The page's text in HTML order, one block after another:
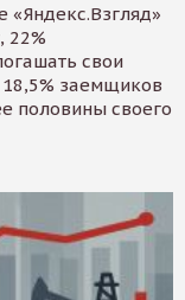
22%
свои
заемщиков
половины своего